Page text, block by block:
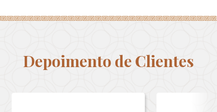
Depoimento de Clientes